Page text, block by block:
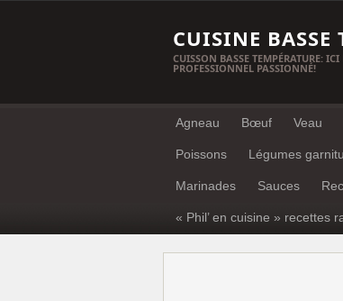
CUISINE BASSE
CUISSON BASSE TEMPÉRATURE:
PROFESSIONNEL PASSIONNÉ!
Agneau Bœuf Veau
Poissons Légumes
Marinades Sauces
« Phil’ en cuisine » recettes